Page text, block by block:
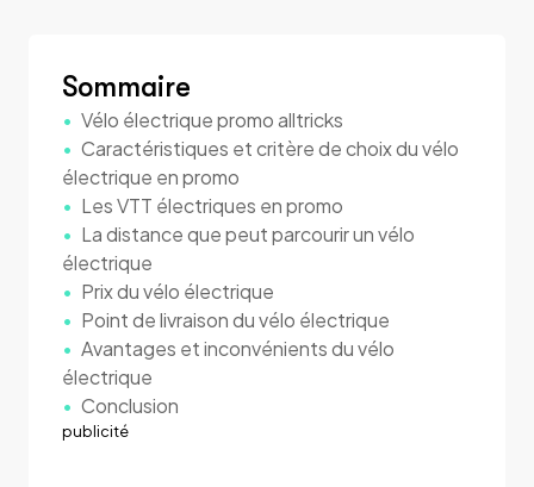
Sommaire
Vélo électrique promo alltricks
Caractéristiques et critère de choix du vélo
électrique en promo
Les VTT électriques en promo
La distance que peut parcourir un vélo
électrique
Prix du vélo électrique
Point de livraison du vélo électrique
Avantages et inconvénients du vélo
électrique
Conclusion
publicité